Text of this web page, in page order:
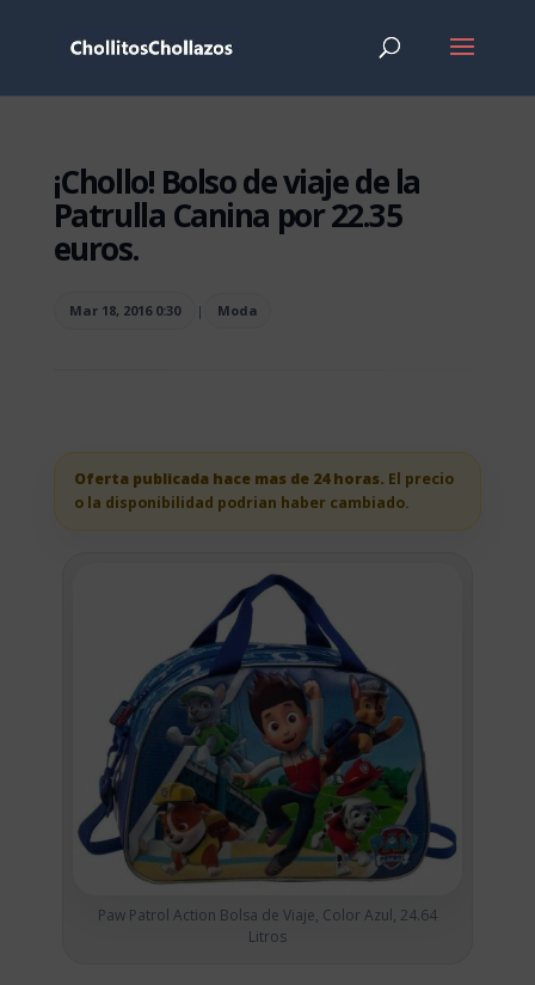
¡Chollo! Bolso de viaje de la
Patrulla Canina por 22.35
euros.
Mar 18, 2016 0:30 | Moda
Oferta publicada hace mas de 24 horas. El precio
o la disponibilidad podrian haber cambiado.
Paw Patrol Action Bolsa de Viaje, Color Azul, 24.64
Litros